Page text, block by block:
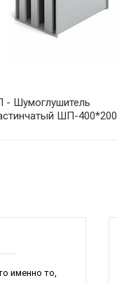
Шумоглушитель
ШП-400*200
именно то,